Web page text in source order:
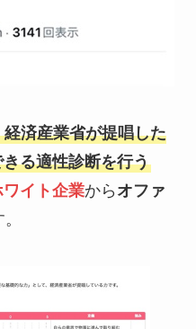
済産業省が提唱した
る適性診断を行う
ワイト企業から オファ